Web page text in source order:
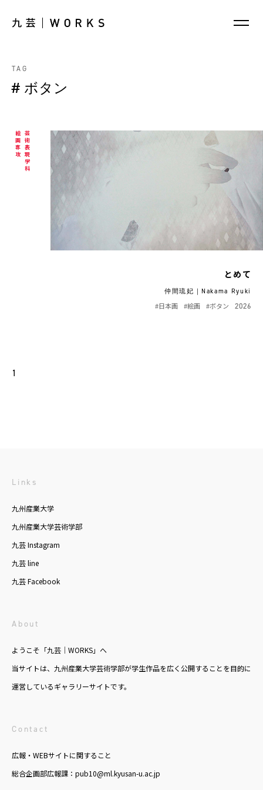
TAG
# ボタン
芸術表現学科
絵画専攻
とめて
仲間琉妃｜Nakama Ryuki
2026
#ボタン
#絵画
#日本画
1
Links
九州産業大学
九州産業大学芸術学部
九芸 Instagram
九芸 line
九芸 Facebook
About
ようこそ「九芸｜WORKS」へ
当サイトは、九州産業大学芸術学部が学生作品を広く公開することを目的に
運営しているギャラリーサイトです。
Contact
広報・WEBサイトに関すること
総合企画部広報課：pub10@ml.kyusan-u.ac.jp